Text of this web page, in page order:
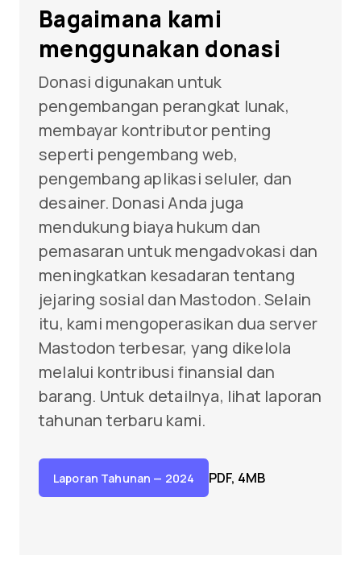
Bagaimana kami
menggunakan donasi
Donasi digunakan untuk
pengembangan perangkat lunak,
membayar kontributor penting
seperti pengembang web,
pengembang aplikasi seluler, dan
desainer. Donasi Anda juga
mendukung biaya hukum dan
pemasaran untuk mengadvokasi dan
meningkatkan kesadaran tentang
jejaring sosial dan Mastodon. Selain
itu, kami mengoperasikan dua server
Mastodon terbesar, yang dikelola
melalui kontribusi finansial dan
barang. Untuk detailnya, lihat laporan
tahunan terbaru kami.
Laporan Tahunan — 2024 PDF, 4MB